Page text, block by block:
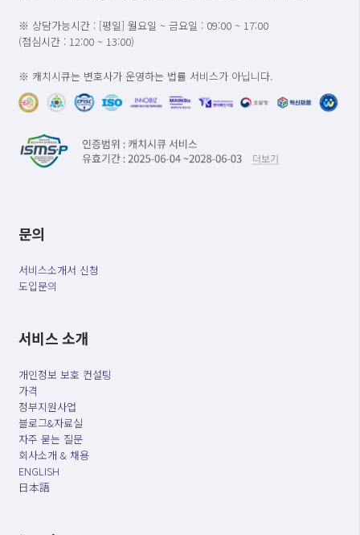
※ 상담가능시간 : [평일] 월요일 ~ 금요일 : 09:00 ~ 17:00
(점심시간 : 12:00 ~ 13:00)
※ 캐치시큐는 변호사가 운영하는 법률 서비스가 아닙니다.
문의
서비스소개서 신청
도입문의
서비스 소개
개인정보 보호 컨설팅
가격
정부지원사업
블로그&자료실
자주 묻는 질문
회사소개 & 채용
ENGLISH
日本語